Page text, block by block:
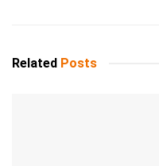
Related Posts